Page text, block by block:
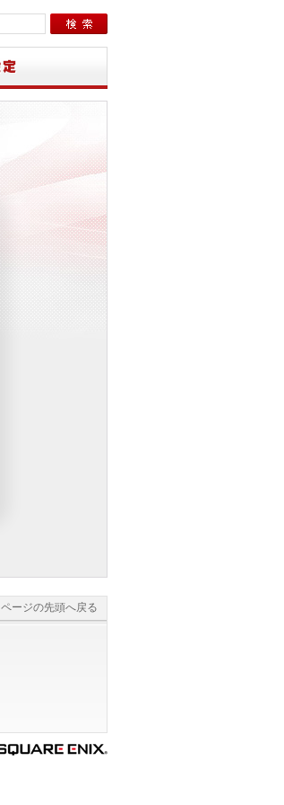
ページの先頭へ戻る